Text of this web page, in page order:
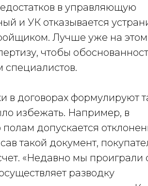
в управляющую
и УК отказывается
Лучше уже на этом
чтобы
в договорах формулируют
избежать. Например, в
допускается
такой документ,
«Недавно мы проиграли
разводку